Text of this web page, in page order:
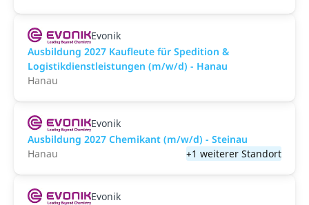
Evonik
Ausbildung 2027 Kaufleute für Spedition &
Logistikdienstleistungen (m/w/d) - Hanau
Hanau
Evonik
Ausbildung 2027 Chemikant (m/w/d) - Steinau
Hanau
+1 weiterer Standort
Evonik